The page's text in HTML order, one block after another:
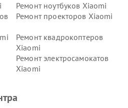
Ремонт ноутбуков Xiaomi
Ремонт проекторов Xiaomi
Ремонт квадрокоптеров
Xiaomi
Ремонт электросамокатов
Xiaomi
Ремонт смарт-часов Xiaomi